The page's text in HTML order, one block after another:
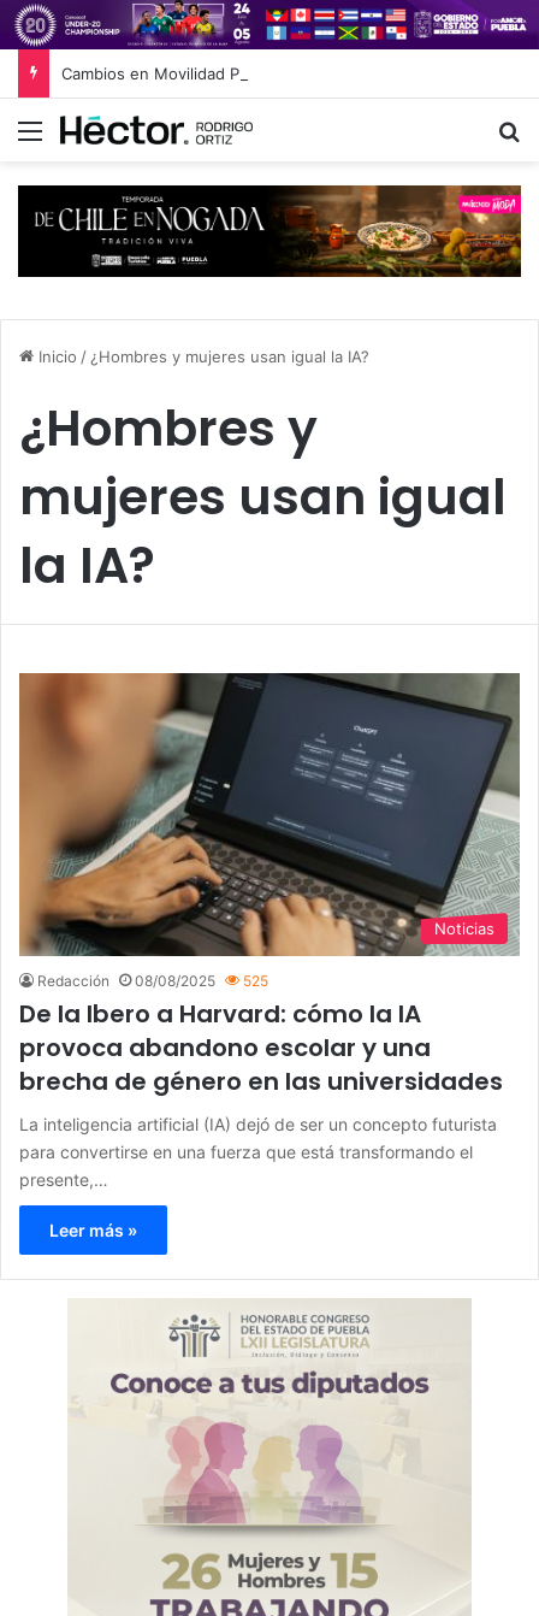
Menú
Inicio /¿Hombres y mujeres usan igual la IA?
¿Hombres y
mujeres usan igual
la IA?
Noticias
Redacción 08/08/2025 525
De la Ibero a Harvard: cómo la IA
provoca abandono escolar y una
brecha de género en las universidades
La inteligencia artificial (IA) dejó de ser un concepto futurista
para convertirse en una fuerza que está transformando el
presente,…
Leer más »